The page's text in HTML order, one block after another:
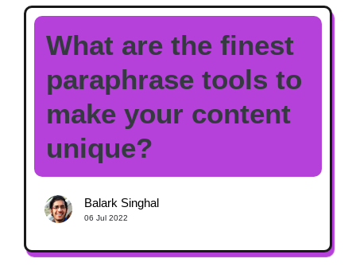
What are the finest
paraphrase tools to
make your content
unique?
Balark Singhal
06 Jul 2022